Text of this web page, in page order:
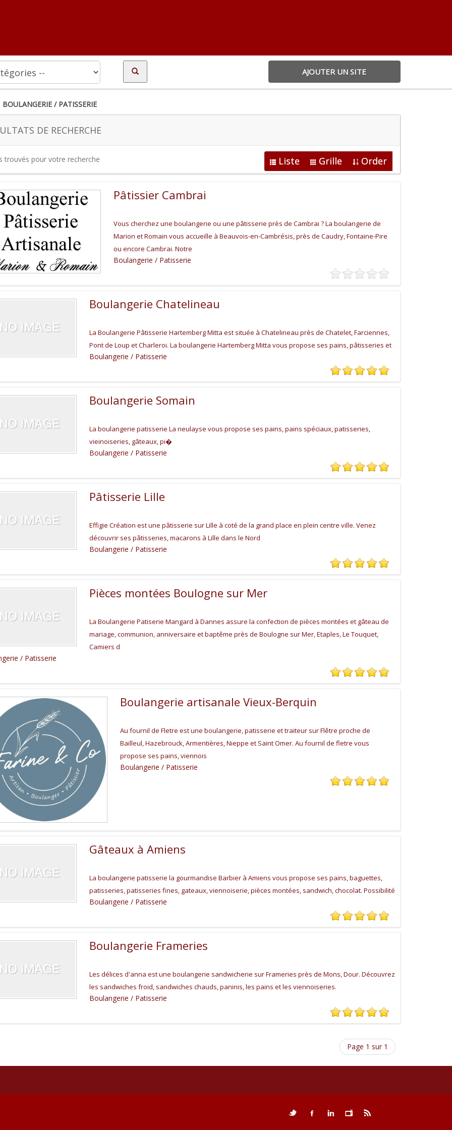
AJOUTER UN SITE
BOULANGERIE / PATISSERIE
DE RECHERCHE
trouvés pour votre recherche Liste Grille Order
Pâtissier Cambrai
Vous cherchez une boulangerie ou une pâtisserie près de Cambrai ? La boulangerie de
Marion et Romain vous accueille à Beauvois-en-Cambrésis, près de Caudry, Fontaine-Pire
ou encore Cambrai. Notre
Boulangerie / Patisserie
Boulangerie Chatelineau
La Boulangerie Pâtisserie Hartemberg Mitta est située à Chatelineau près de Chatelet, Farciennes,
Pont de Loup et Charleroi. La boulangerie Hartemberg Mitta vous propose ses pains, pâtisseries et
Boulangerie / Patisserie
Boulangerie Somain
La boulangerie patisserie La rieulayse vous propose ses pains, pains spéciaux, patisseries,
vieinoiseries, gâteaux, pi�
Boulangerie / Patisserie
Pâtisserie Lille
Effigie Création est une pâtisserie sur Lille à coté de la grand place en plein centre ville. Venez
découvrir ses pâtisseries, macarons à Lille dans le Nord
Boulangerie / Patisserie
Pièces montées Boulogne sur Mer
La Boulangerie Patiserie Mangard à Dannes assure la confection de pièces montées et gâteau de
mariage, communion, anniversaire et baptême près de Boulogne sur Mer, Etaples, Le Touquet,
Camiers d
/ Patisserie
Boulangerie artisanale Vieux-Berquin
Au fournil de Fletre est une boulangerie, patisserie et traiteur sur Flêtre proche de
Bailleul, Hazebrouck, Armentières, Nieppe et Saint Omer. Au fournil de fletre vous
propose ses pains, viennois
Boulangerie / Patisserie
Gâteaux à Amiens
La boulangerie patisserie la gourmandise Barbier à Amiens vous propose ses pains, baguettes,
patisseries, patisseries fines, gateaux, viennoiserie, pièces montées, sandwich, chocolat. Possibilité
Boulangerie / Patisserie
Boulangerie Frameries
Les délices d'anna est une boulangerie sandwicherie sur Frameries près de Mons, Dour. Découvrez
les sandwiches froid, sandwiches chauds, paninis, les pains et les viennoiseries.
Boulangerie / Patisserie
Page 1 sur 1